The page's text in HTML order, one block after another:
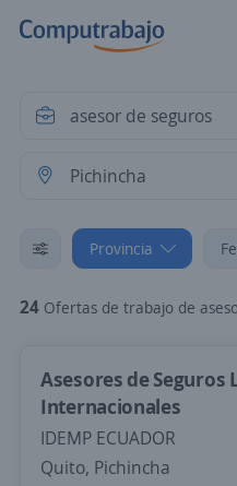
Provincia
24 Ofertas de trabajo de asesor de
Asesores de Seguros
Internacionales
IDEMP ECUADOR
Quito, Pichincha